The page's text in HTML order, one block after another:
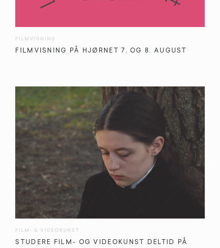
FILMVISNING
FILMVISNING PÅ HJØRNET 7. OG 8. AUGUST
FILM- & VIDEOKUNST
STUDERE FILM- OG VIDEOKUNST DELTID PÅ